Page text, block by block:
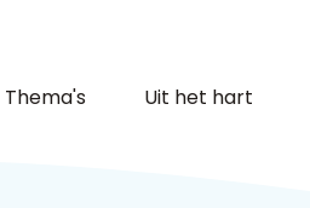
Thema's Uit het hart